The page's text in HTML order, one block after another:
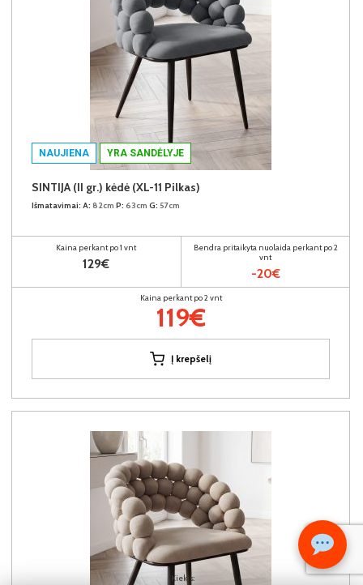
Kiekis:
NAUJIENA YRA SANDĖLYJE
SINTIJA (II gr.) kėdė (XL-11 Pilkas)
Išmatavimai: A: 82cm P: 63cm G: 57cm
Kaina perkant po 1 vnt
129€
Bendra pritaikyta nuolaida perkant po 2
vnt
-20€
Kaina perkant po 2 vnt
119€
Į krepšelį